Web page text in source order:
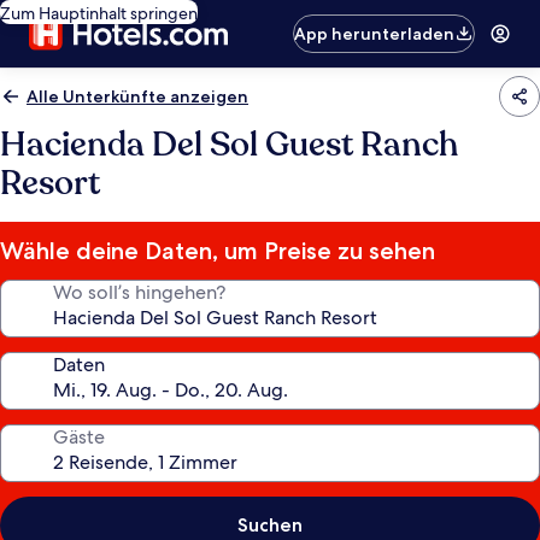
Zum Hauptinhalt springen
App herunterladen
Alle Unterkünfte anzeigen
Hacienda Del Sol Guest Ranch
Resort
Wähle deine Daten, um Preise zu sehen
Wo soll’s hingehen?
Daten
Gäste
Suchen